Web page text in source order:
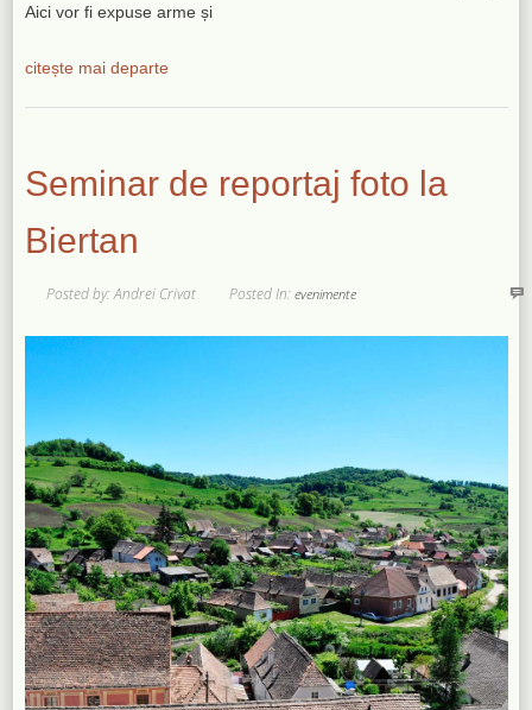
Aici vor fi expuse arme și
citește mai departe
Seminar de reportaj foto la
Biertan
Posted by: Andrei Crivat Posted In:evenimente